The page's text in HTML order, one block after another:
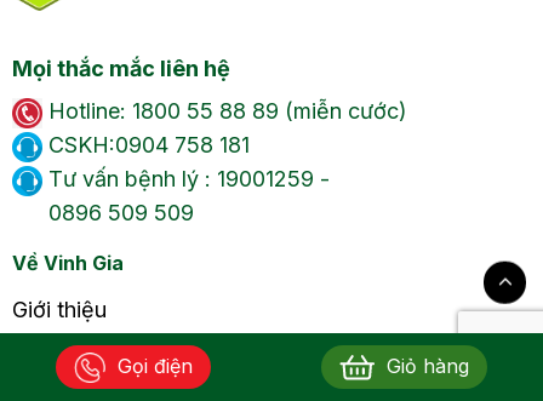
Mọi thắc mắc liên hệ
Hotline: 1800 55 88 89 (miễn cước)
CSKH:0904 758 181
Tư vấn bệnh lý : 19001259 -
0896 509 509
Về Vinh Gia
Giới thiệu
Liên hệ
Gọi điện Giỏ hàng